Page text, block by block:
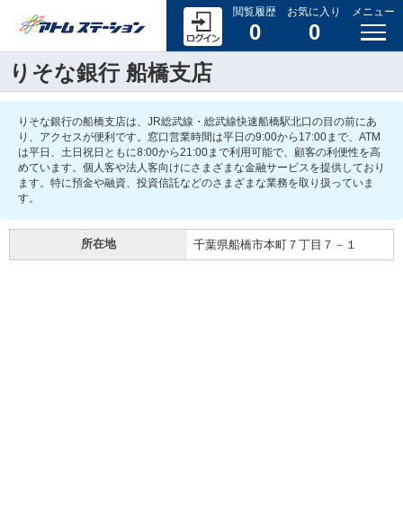
閲覧履歴
0
お気に入り
0
メニュー
りそな銀行 船橋支店
りそな銀行の船橋支店は、JR総武線・総武線快速船橋駅北口の目の前にあ
り、アクセスが便利です。窓口営業時間は平日の9:00から17:00まで、ATM
は平日、土日祝日ともに8:00から21:00まで利用可能で、顧客の利便性を高
めています。個人客や法人客向けにさまざまな金融サービスを提供しており
ます。特に預金や融資、投資信託などのさまざまな業務を取り扱っていま
す。
所在地 千葉県船橋市本町７丁目７－１